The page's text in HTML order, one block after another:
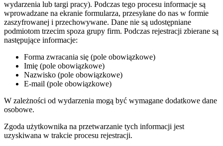
wydarzenia lub targi pracy). Podczas tego procesu informacje są
wprowadzane na ekranie formularza, przesyłane do nas w formie
zaszyfrowanej i przechowywane. Dane nie są udostępniane
podmiotom trzecim spoza grupy firm. Podczas rejestracji zbierane są
następujące informacje:
Forma zwracania się (pole obowiązkowe)
Imię (pole obowiązkowe)
Nazwisko (pole obowiązkowe)
E-mail (pole obowiązkowe)
W zależności od wydarzenia mogą być wymagane dodatkowe dane
osobowe.
Zgoda użytkownika na przetwarzanie tych informacji jest
uzyskiwana w trakcie procesu rejestracji.